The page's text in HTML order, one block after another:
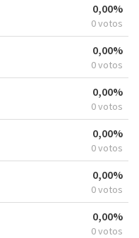
0,00%
0 votos
0,00%
0 votos
0,00%
0 votos
0,00%
0 votos
0,00%
0 votos
0,00%
0 votos